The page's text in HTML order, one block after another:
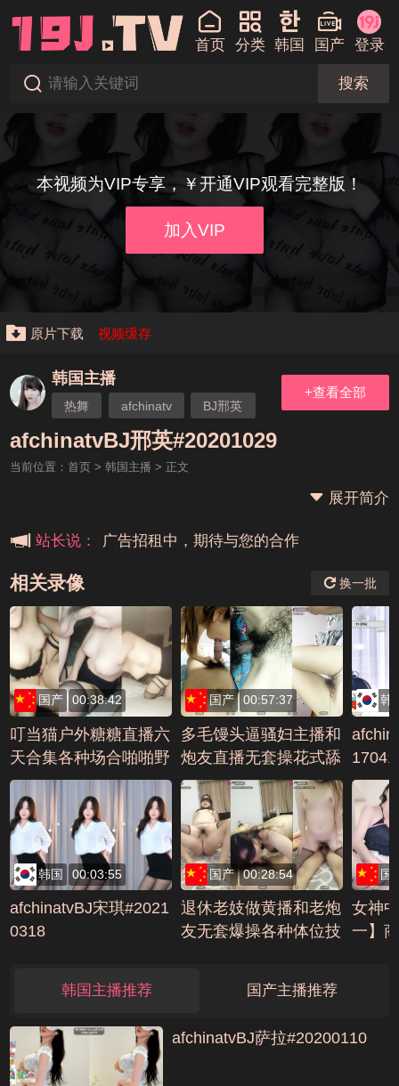
首页 分类 韩国 国产 登录
搜索
本视频为VIP专享，￥开通VIP观看完整版！
加入VIP
原片下载 视频缓存
韩国主播
热舞 afchinatv BJ邢英
+查看全部
afchinatvBJ邢英#20201029
当前位置： 首页> 韩国主播 > 正文
展开简介
站长说：
本站大事件(19j网站发展历程)
广告招租中，期待与您的合作
相关录像 换一批
国产 00:38:42
叮当猫户外糖糖直播六
天合集各种场合啪啪野
战车震不断1编号BEF
D1CFF
国产 00:57:37
多毛馒头逼骚妇主播和
炮友直播无套操花式舔
逼深喉口交编号D66B
D1BB
韩
韩国 00:03:55
afchinatvBJ宋琪#2021
0318
国产 00:28:54
退休老妓做黄播和老炮
友无套爆操各种体位技
国
女神
一】
韩国主播推荐 国产主播推荐
afchinatvBJ萨拉#20200110